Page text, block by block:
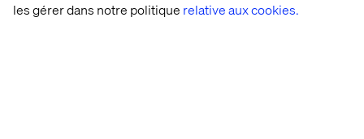
les gérer dans notre politique relative aux cookies.